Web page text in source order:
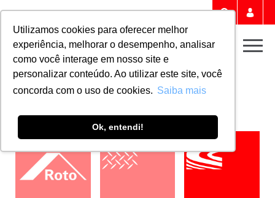
Utilizamos cookies para oferecer melhor
experiência, melhorar o desempenho, analisar
como você interage em nosso site e
personalizar conteúdo. Ao utilizar este site, você
concorda com o uso de cookies. Saiba mais
Ok, entendi!
BuscarPortal
FICHAS TÉCNICAS